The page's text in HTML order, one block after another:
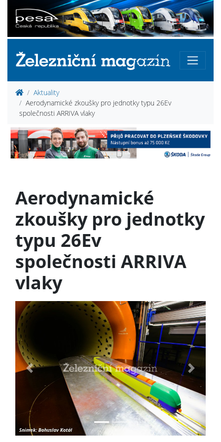
Aktuality
Aerodynamické zkoušky pro jednotky typu 26Ev
společnosti ARRIVA vlaky
Aerodynamické
zkoušky pro jednotky
typu 26Ev
společnosti ARRIVA
vlaky
Previous Next